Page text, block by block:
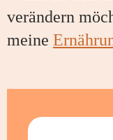
verändern
meine